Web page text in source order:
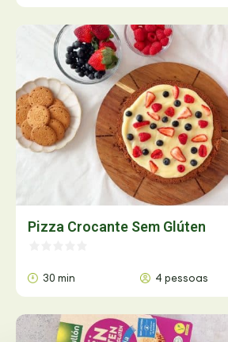
Pizza Crocante Sem Glúten
30 min 4 pessoas